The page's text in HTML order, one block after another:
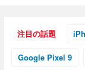
注目の話題
Google Pixel 9